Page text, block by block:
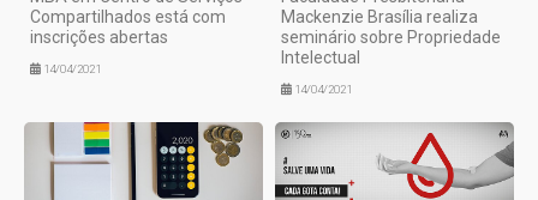
Compartilhados está com
inscrições abertas
14/04/2021
Mackenzie Brasília realiza
seminário sobre Propriedade
Intelectual
14/04/2021